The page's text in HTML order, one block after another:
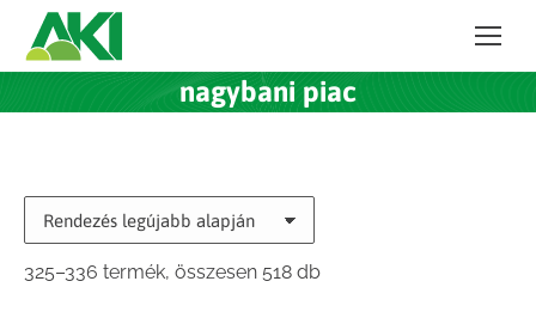
nagybani piac
325–336 termék, összesen 518 dbSorted